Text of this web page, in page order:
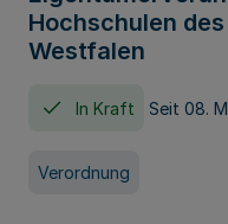
Hochschulen
Westfalen
In Kraft Seit 08.
Verordnung